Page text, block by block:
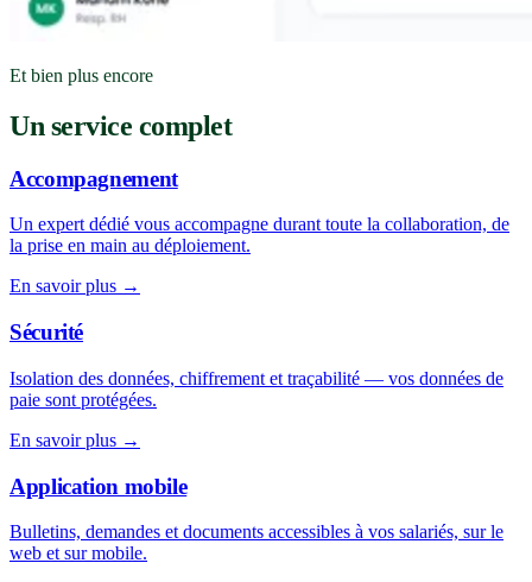
Et bien plus encore
Un service complet
Accompagnement
Un expert dédié vous accompagne durant toute la collaboration, de
la prise en main au déploiement.
En savoir plus →
Sécurité
Isolation des données, chiffrement et traçabilité — vos données de
paie sont protégées.
En savoir plus →
Application mobile
Bulletins, demandes et documents accessibles à vos salariés, sur le
web et sur mobile.